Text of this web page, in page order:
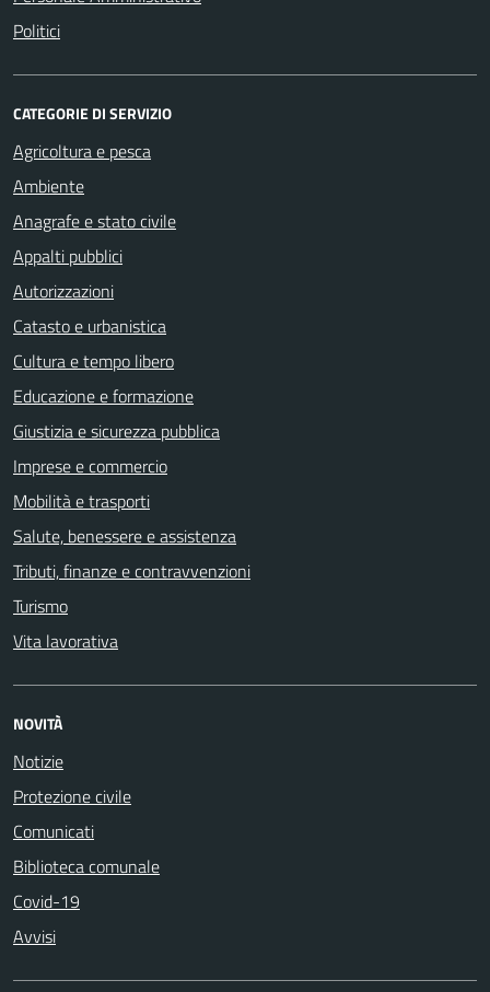
Politici
CATEGORIE DI SERVIZIO
Agricoltura e pesca
Ambiente
Anagrafe e stato civile
Appalti pubblici
Autorizzazioni
Catasto e urbanistica
Cultura e tempo libero
Educazione e formazione
Giustizia e sicurezza pubblica
Imprese e commercio
Mobilità e trasporti
Salute, benessere e assistenza
Tributi, finanze e contravvenzioni
Turismo
Vita lavorativa
NOVITÀ
Notizie
Protezione civile
Comunicati
Biblioteca comunale
Covid-19
Avvisi